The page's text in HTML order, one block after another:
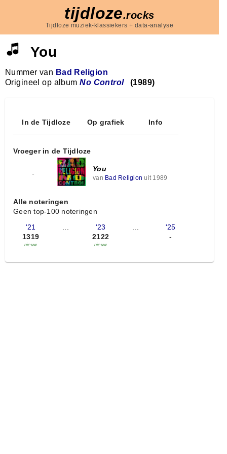
tijdloze.rocks
Tijdloze muziek-klassiekers + data-analyse
You
Nummer van Bad Religion
Origineel op albumNo Control (1989)
In de Tijdloze Op grafiek Info
Vroeger in de Tijdloze
-
You
van Bad Religion uit 1989
Alle noteringen
Geen top-100 noteringen
'21
1319
nieuw
...
'23
2122
nieuw
...
'25
-